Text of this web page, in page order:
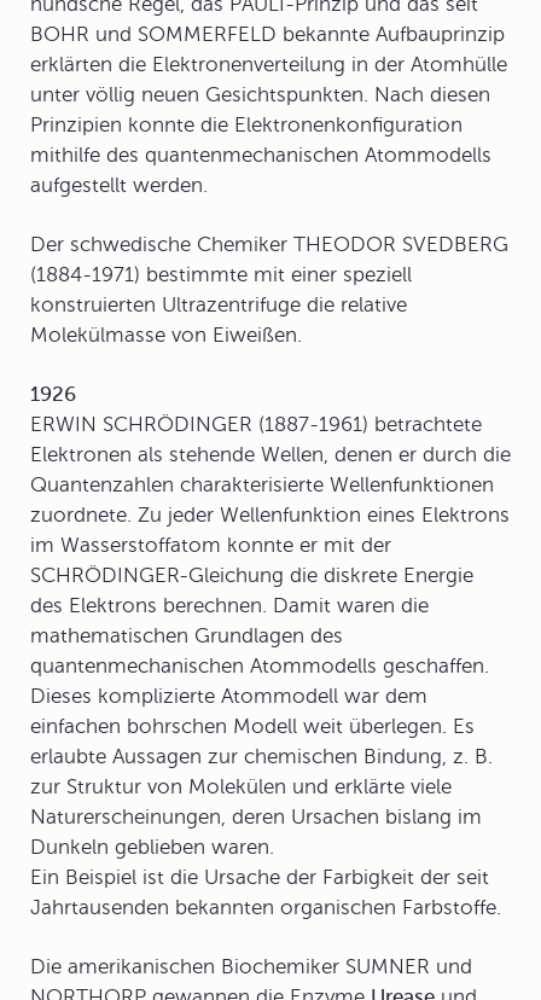
BOHR und SOMMERFELD bekannte Aufbauprinzip
erklärten die Elektronenverteilung in der Atomhülle
unter völlig neuen Gesichtspunkten. Nach diesen
Prinzipien konnte die Elektronenkonfiguration
mithilfe des quantenmechanischen Atommodells
aufgestellt werden.
Der schwedische Chemiker THEODOR SVEDBERG
(1884-1971) bestimmte mit einer speziell
konstruierten Ultrazentrifuge die relative
Molekülmasse von Eiweißen.
1926
ERWIN SCHRÖDINGER (1887-1961) betrachtete
Elektronen als stehende Wellen, denen er durch die
Quantenzahlen charakterisierte Wellenfunktionen
zuordnete. Zu jeder Wellenfunktion eines Elektrons
im Wasserstoffatom konnte er mit der
SCHRÖDINGER-Gleichung die diskrete Energie
des Elektrons berechnen. Damit waren die
mathematischen Grundlagen des
quantenmechanischen Atommodells geschaffen.
Dieses komplizierte Atommodell war dem
einfachen bohrschen Modell weit überlegen. Es
erlaubte Aussagen zur chemischen Bindung, z. B.
zur Struktur von Molekülen und erklärte viele
Naturerscheinungen, deren Ursachen bislang im
Dunkeln geblieben waren.
Ein Beispiel ist die Ursache der Farbigkeit der seit
Jahrtausenden bekannten organischen Farbstoffe.
Die amerikanischen Biochemiker SUMNER und